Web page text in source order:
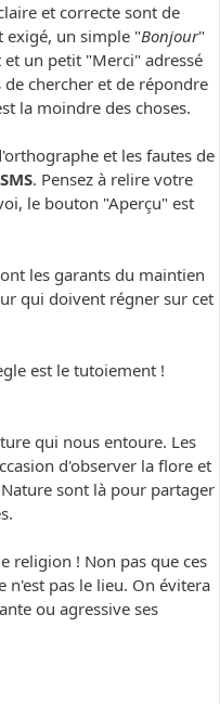
et correcte sont de
exigé, un simple "Bonjour"
un petit "Merci" adressé
chercher et de répondre
la moindre des choses.
et les fautes de
. Pensez à relire votre
le bouton "Aperçu" est
les garants du maintien
qui doivent régner sur cet
est le tutoiement !
qui nous entoure. Les
d'observer la flore et
sont là pour partager
religion ! Non pas que ces
n'est pas le lieu. On évitera
ou agressive ses